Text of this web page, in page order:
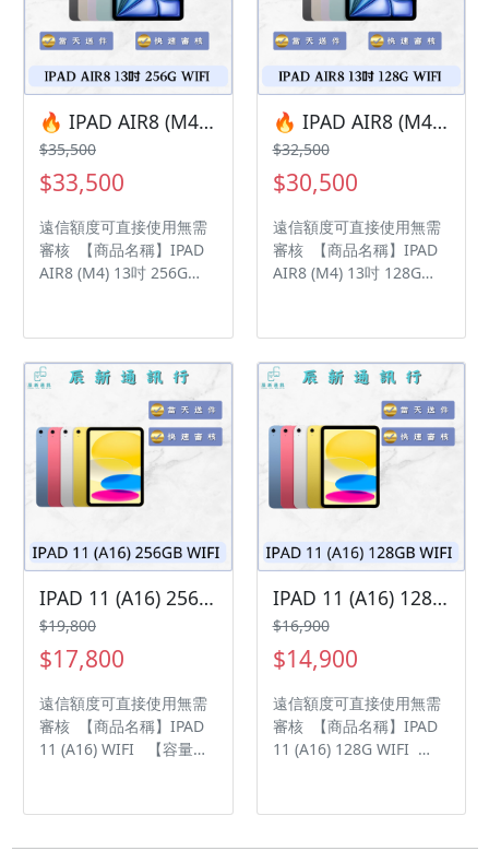
修改、變更、暫停活動之
權利 下單前請先私訊和加
LINE來幫您安排快速審核
及回報審核進度 LINE
ID:@kjg6280d 大呼小叫
辰通訊行 雲林縣虎尾鎮林
森路二段200號 電話:05-
6339809 在地經營12年店
修改、變更、暫停活動之
權利 下單前請先私訊和加
LINE來幫您安排快速審核
及回報審核進度 LINE
ID:@kjg6280d 大呼小叫
辰通訊行 雲林縣虎尾鎮林
森路二段200號 電話:05-
6339809 在地經營12年店
🔥 IPAD AIR8 (M4) 13吋 256G WIFI 有額度快速過件 🎯 想換新機？現在就是最佳時機！現貨當天審件當天過件即可以馬上寄出
$35,500
$33,500
遠信額度可直接使用無需
審核 【商品名稱】IPAD
AIR8 (M4) 13吋 256G
任何問題都歡迎洽群官方
LINE：@kjg6280d • 七日
鑑賞期內，如商品有問
題，請盡速向我們告知並
且協助處理 • 全新品為原
廠保固一年，中古機店家
保固15天 • 店家擁有隨時
修改、變更、暫停活動之
LINE來幫您安排快速審核
及回報審核進度 LINE
ID:@kjg6280d 大呼小叫
辰通訊行 雲林縣虎尾鎮林
森路二段200號 電話:05-
6339809 在地經營12年店
🔥 IPAD AIR8 (M4) 13吋 128G WIFI 有額度快速過件 🎯 想換新機？現在就是最佳時機！現貨當天審件當天過件即可以馬上寄出
$32,500
$30,500
遠信額度可直接使用無需
審核 【商品名稱】IPAD
AIR8 (M4) 13吋 128G
任何問題都歡迎洽群官方
LINE：@kjg6280d • 七日
鑑賞期內，如商品有問
題，請盡速向我們告知並
且協助處理 • 全新品為原
廠保固一年，中古機店家
保固15天 • 店家擁有隨時
修改、變更、暫停活動之
LINE來幫您安排快速審核
及回報審核進度 LINE
ID:@kjg6280d 大呼小叫
辰通訊行 雲林縣虎尾鎮林
森路二段200號 電話:05-
6339809 在地經營12年店
IPAD 11 (A16) 256G WIFI 現貨供應中 過件率💯「輕鬆分期📱➡️！」「買3C不用愁😊，分期付款輕鬆購💰」
$19,800
$17,800
遠信額度可直接使用無需
審核 【商品名稱】IPAD
11 (A16) WIFI 【容量】
洽群官方LINE：
IPAD 11 (A16) 128G WIFI 現貨供應中 過件率💯「輕鬆分期📱➡️！」「買3C不用愁😊，分期付款輕鬆購💰」
$16,900
$14,900
遠信額度可直接使用無需
審核 【商品名稱】IPAD
11 (A16) 128G WIFI
題都歡迎洽群官方LINE：